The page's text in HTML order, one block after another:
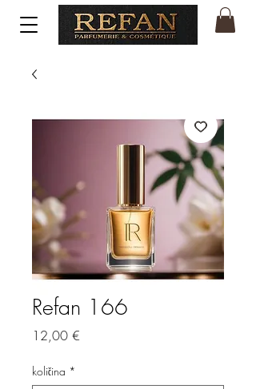
Refan 166
12,00 €
količina *